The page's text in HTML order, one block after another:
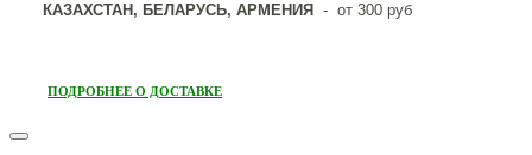
КАЗАХСТАН, БЕЛАРУСЬ, АРМЕНИЯ - от 300 руб
ПОДРОБНЕЕ О ДОСТАВКЕ